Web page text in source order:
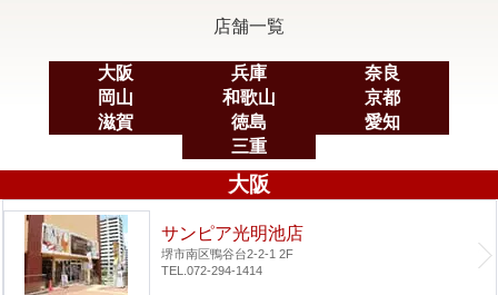
店舗一覧
大阪 兵庫
奈良
岡山
和歌山
京都
滋賀
徳島
愛知
三重
大阪
サンピア光明池店
堺市南区鴨谷台2-2-1 2F
TEL.072-294-1414